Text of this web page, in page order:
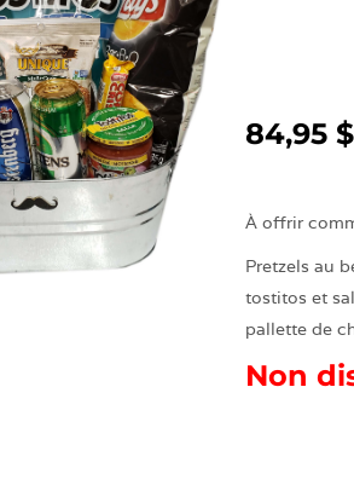
84,95 $
À offrir
Pretzels au
tostitos et
pallette de
Non